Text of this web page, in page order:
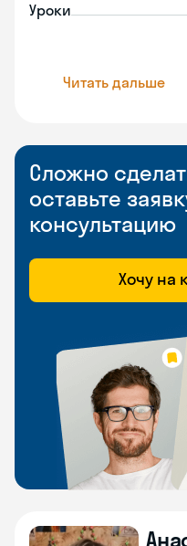
Уроки
Читать дальше
Сложно
оставьте
консультацию
Хочу на